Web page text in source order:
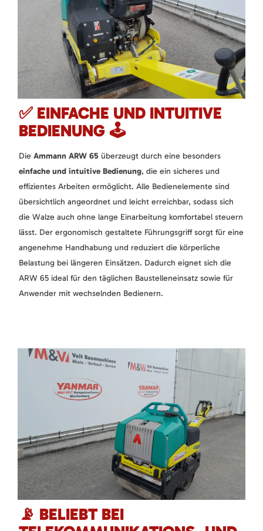
✅ EINFACHE UND INTUITIVE
BEDIENUNG 🕹️
Die Ammann ARW 65 überzeugt durch eine besonders
einfache und intuitive Bedienung, die ein sicheres und
effizientes Arbeiten ermöglicht. Alle Bedienelemente sind
übersichtlich angeordnet und leicht erreichbar, sodass sich
die Walze auch ohne lange Einarbeitung komfortabel steuern
lässt. Der ergonomisch gestaltete Führungsgriff sorgt für eine
angenehme Handhabung und reduziert die körperliche
Belastung bei längeren Einsätzen. Dadurch eignet sich die
ARW 65 ideal für den täglichen Baustelleneinsatz sowie für
Anwender mit wechselnden Bedienern.
📡 BELIEBT BEI